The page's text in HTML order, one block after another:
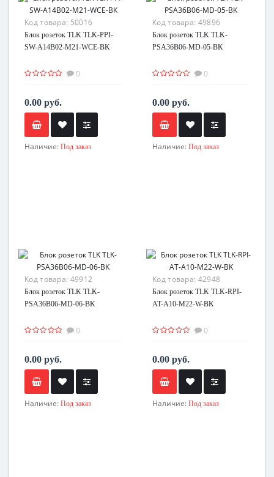
Код товара: 50016
Блок розеток TLK TLK-PPI-
SW-A14B02-M21-WCE-BK
0
0.00 руб.
Наличие: Под заказ
Код товара: 49896
Блок розеток TLK TLK-
PSA36B06-MD-05-BK
0
0.00 руб.
Наличие: Под заказ
Код товара: 49912
Блок розеток TLK TLK-
PSA36B06-MD-06-BK
0
0.00 руб.
Наличие: Под заказ
Код товара: 42948
Блок розеток TLK TLK-RPI-
AT-A10-M22-W-BK
0
0.00 руб.
Наличие: Под заказ